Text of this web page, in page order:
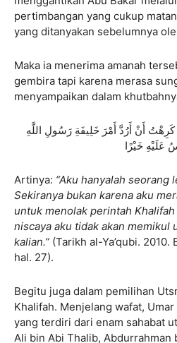
pertimbangan yang cukup
yang ditanyakan sebelumnya
Maka ia menerima amanah
gembira tapi karena merasa
menyampaikan dalam
كَرِهْتُ أَنْ أَرُدَّ أَمْرَ خَلِيفَةِ رَسُولِ اللَّهِ
Artinya: “Aku hanyalah seorang
Sekiranya bukan karena aku
untuk menolak perintah
niscaya aku tidak akan memikul
kalian.” (Tarikh al-Ya’qubi. 2010.
hal. 27).
Begitu juga dalam pemilihan
Khalifah. Menjelang wafat,
yang terdiri dari enam sahabat
Ali bin Abi Thalib, Abdurrahman